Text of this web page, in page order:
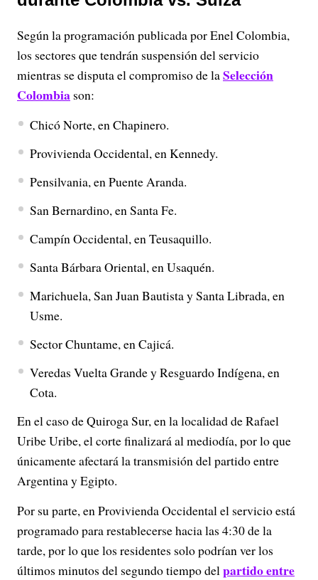
Según la programación publicada por Enel Colombia,
los sectores que tendrán suspensión del servicio
mientras se disputa el compromiso de laSelección
Colombia son:
Chicó Norte, en Chapinero.
Provivienda Occidental, en Kennedy.
Pensilvania, en Puente Aranda.
San Bernardino, en Santa Fe.
Campín Occidental, en Teusaquillo.
Santa Bárbara Oriental, en Usaquén.
Marichuela, San Juan Bautista y Santa Librada, en
Usme.
Sector Chuntame, en Cajicá.
Veredas Vuelta Grande y Resguardo Indígena, en
Cota.
En el caso de Quiroga Sur, en la localidad de Rafael
Uribe Uribe, el corte finalizará al mediodía, por lo que
únicamente afectará la transmisión del partido entre
Argentina y Egipto.
Por su parte, en Provivienda Occidental el servicio está
programado para restablecerse hacia las 4:30 de la
tarde, por lo que los residentes solo podrían ver los
últimos minutos del segundo tiempo delpartido entre